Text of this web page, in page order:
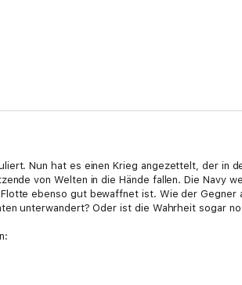
Nun hat es einen Krieg angezettelt, der in
von Welten in die Hände fallen. Die Navy
ebenso gut bewaffnet ist. Wie der Gegner
unterwandert? Oder ist die Wahrheit sogar